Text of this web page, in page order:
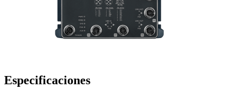
Especificaciones